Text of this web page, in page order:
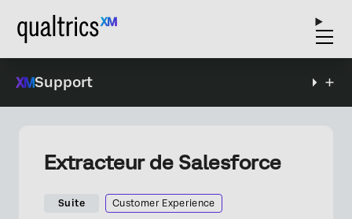
Support
Extracteur de Salesforce
Suite Customer Experience